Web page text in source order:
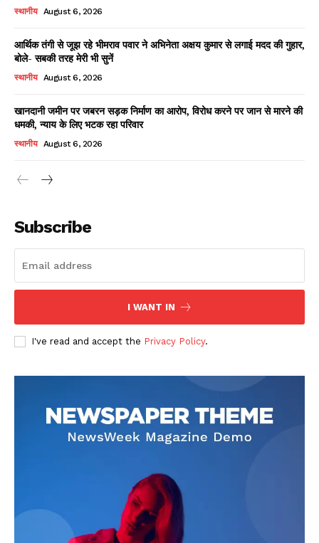
Contact us
Subscription Plans
स्थानीय August 6, 2026
आर्थिक तंगी से जूझ रहे भीमराव पवार ने अभिनेता अक्षय कुमार से लगाई मदद की गुहार,
बोले- सबकी तरह मेरी भी सुनें
स्थानीय August 6, 2026
खानदानी जमीन पर जबरन सड़क निर्माण का आरोप, विरोध करने पर जान से मारने की
धमकी, न्याय के लिए भटक रहा परिवार
स्थानीय August 6, 2026
Subscribe
I WANT IN
I've read and accept the Privacy Policy.